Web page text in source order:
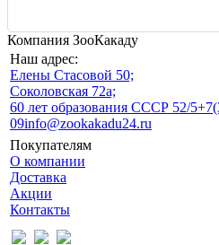
Компания ЗооКакаду
Наш адрес:
Eлены Стасовой 50;
Соколовская 72а;
60 лет образования СССР 52/5
09info@zookakadu24.ru
Покупателям
О компании
Доставка
Акции
Контакты